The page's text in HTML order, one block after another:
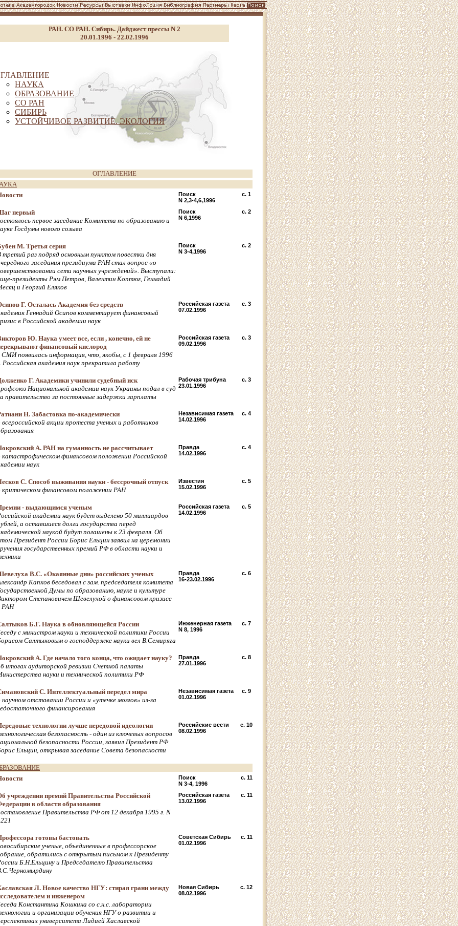
РАН. СО РАН. Сибирь. Дайджест прессы N 2
20.01.1996 - 22.02.1996
НАУКА
ОБРАЗОВАНИЕ
СО РАН
СИБИРЬ
УСТОЙЧИВОЕ РАЗВИТИЕ. ЭКОЛОГИЯ
ОГЛАВЛЕНИЕ
Поиск
N 2,3-4,6,1996
c. 1
первый
первое заседание Комитета по образованию и
Госдумы нового созыва
Поиск
N 6,1996
c. 2
М. Третья серия
третий раз подряд основным пунктом повестки дня
заседания президиума РАН стал вопрос «о
сети научных учреждений». Выступали:
президенты Рэм Петров, Валентин Коптюг, Геннадий
и Георгий Еляков
Поиск
N 3-4,1996
c. 2
Г. Осталась Академия без средств
Геннадий Осипов комментирует финансовый
в Российской академии наук
Российская газета
07.02.1996
c. 3
Ю. Наука умеет все, если , конечно, ей не
финансовый кислород
СМИ появилась информация, что, якобы, с 1 февраля 1996
Российская академия наук прекратила работу
Российская газета
09.02.1996
c. 3
Г. Академики учинили судебный иск
Национальной академии наук Украины подал в суд
правительство за постоянные задержки зарплаты
Рабочая трибуна
23.01.1996
c. 3
Н. Забастовка по-академически
всероссийской акции протеста ученых и работников
Независимая газета
14.02.1996
c. 4
А. РАН на гуманность не рассчитывает
катастрофическом финансовом положении Российской
наук
Правда
14.02.1996
c. 4
С. Способ выживания науки - бессрочный отпуск
критическом финансовом положении РАН
Известия
15.02.1996
c. 5
- выдающимся ученым
академии наук будет выделено 50 миллиардов
а оставшиеся долги государства перед
наукой будут погашены к 23 февраля. Об
Президент России Борис Ельцин заявил на церемонии
государственных премий РФ в области науки и
Российская газета
14.02.1996
c. 5
В.С. «Окаянные дни» российских ученых
Капков беседовал с зам. председателя комитета
Думы по образованию, науке и культуре
Степановичем Шевелухой о финансовом кризисе
РАН
Правда
16-23.02.1996
c. 6
Б.Г. Наука в обновляющейся России
с министром науки и технической политики России
Салтыковым о господдержке науки вел В.Семиряга
Инженерная газета
N 8, 1996
c. 7
А. Где начало того конца, что ожидает науку?
итогах аудиторской ревизии Счетной палаты
науки и технической политики РФ
Правда
27.01.1996
c. 8
С. Интеллектуальный передел мира
научном отставании России и «утечке мозгов» из-за
финансирования
Независимая газета
01.02.1996
c. 9
технологии лучше передовой идеологии
безопасность - один из ключевых вопросов
безопасности России, заявил Президент РФ
Ельцин, открывая заседание Совета безопасности
Российские вести
08.02.1996
c. 10
Поиск
N 3-4, 1996
c. 11
учреждении премий Правительства Российской
в области образования
Правительства РФ от 12 декабря 1995 г. N
Российская газета
13.02.1996
c. 11
готовы бастовать
ученые, объединенные в профессорское
обратились с открытым письмом к Президенту
Б.Н.Ельцину и Председателю Правительства
Советская Сибирь
01.02.1996
c. 11
Л. Новое качество НГУ: стирая грани между
и инженером
Константина Кошкина со с.н.с. лаборатории
и организации обучения НГУ о развитии и
университета Лидией Хаславской
Новая Сибирь
08.02.1996
c. 12